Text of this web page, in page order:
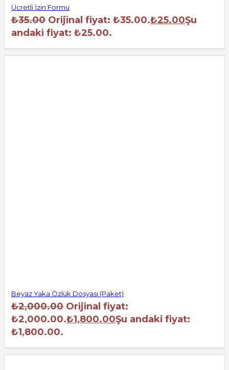
Ücretli İzin Formu
₺35.00 Orijinal fiyat: ₺35.00.₺25.00Şu
andaki fiyat: ₺25.00.
Beyaz Yaka Özlük Dosyası (Paket)
₺2,000.00 Orijinal fiyat:
₺2,000.00.₺1,800.00Şu andaki fiyat:
₺1,800.00.